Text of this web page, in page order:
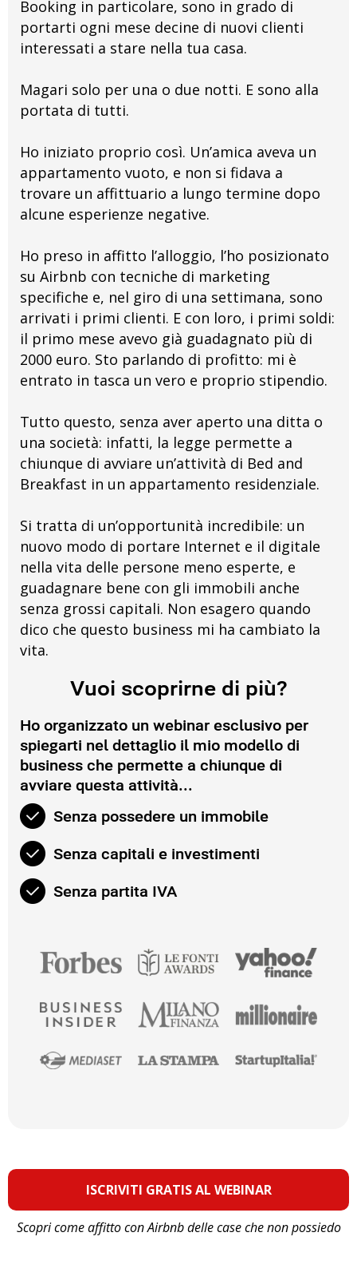
Booking in particolare, sono in grado di
portarti ogni mese decine di nuovi clienti
interessati a stare nella tua casa.
Magari solo per una o due notti. E sono alla
portata di tutti.
Ho iniziato proprio così. Un’amica aveva un
appartamento vuoto, e non si fidava a
trovare un affittuario a lungo termine dopo
alcune esperienze negative.
Ho preso in affitto l’alloggio, l’ho posizionato
su Airbnb con tecniche di marketing
specifiche e, nel giro di una settimana, sono
arrivati i primi clienti. E con loro, i primi soldi:
il primo mese avevo già guadagnato più di
2000 euro. Sto parlando di profitto: mi è
entrato in tasca un vero e proprio stipendio.
Tutto questo, senza aver aperto una ditta o
una società: infatti, la legge permette a
chiunque di avviare un’attività di Bed and
Breakfast in un appartamento residenziale.
Si tratta di un’opportunità incredibile: un
nuovo modo di portare Internet e il digitale
nella vita delle persone meno esperte, e
guadagnare bene con gli immobili anche
senza grossi capitali. Non esagero quando
dico che questo business mi ha cambiato la
vita.
Vuoi scoprirne di più?
Ho organizzato un webinar esclusivo per
spiegarti nel dettaglio il mio modello di
business che permette a chiunque di
avviare questa attività...
Senza possedere un immobile
Senza capitali e investimenti
Senza partita IVA
ISCRIVITI GRATIS AL WEBINAR
Scopri come affitto con Airbnb delle case che non possiedo